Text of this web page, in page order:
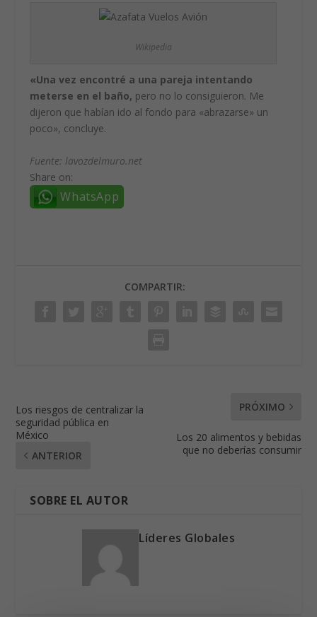
Wikipedia
«Una vez encontré a una pareja intentando
meterse en el baño, pero no lo consiguieron. Me
dijeron que habían ido al fondo para «abrazarse» un
poco», concluye.
Fuente: lavozdelmuro.net
Share on:
WhatsApp
COMPARTIR:
Los riesgos de centralizar la
seguridad pública en
México
ANTERIOR
PRÓXIMO
Los 20 alimentos y bebidas
que no deberías consumir
SOBRE EL AUTOR
Líderes Globales